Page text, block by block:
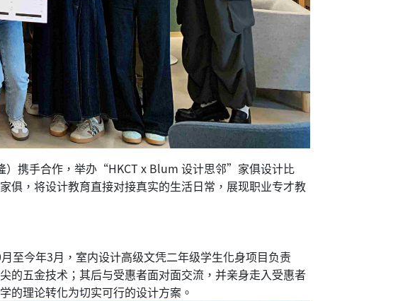
）携手合作，举办“HKCT x Blum 设计思邻”家俱设计比
俱，将设计教育直接对接真实的生活日常，展现职业专才教
今年3月，室内设计高级文凭二年级学生化身项目负责
的五金技术；其后与受惠者面对面交流，并亲身走入受惠者
的理论转化为切实可行的设计方案。